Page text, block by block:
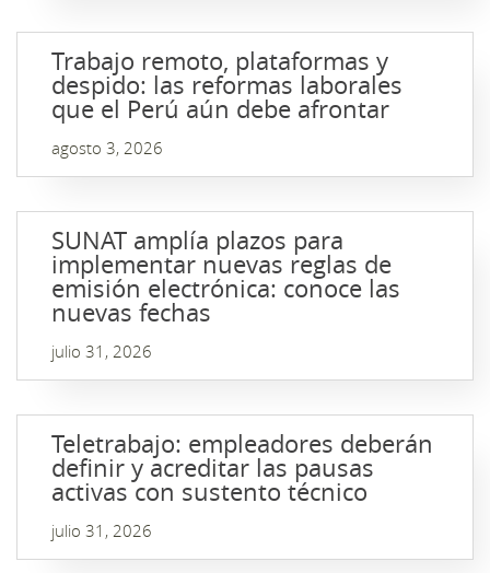
Trabajo remoto, plataformas y
despido: las reformas laborales
que el Perú aún debe afrontar
agosto 3, 2026
SUNAT amplía plazos para
implementar nuevas reglas de
emisión electrónica: conoce las
nuevas fechas
julio 31, 2026
Teletrabajo: empleadores deberán
definir y acreditar las pausas
activas con sustento técnico
julio 31, 2026